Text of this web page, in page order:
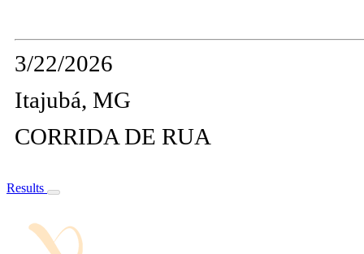
3/22/2026
Itajubá, MG
CORRIDA DE RUA
Results